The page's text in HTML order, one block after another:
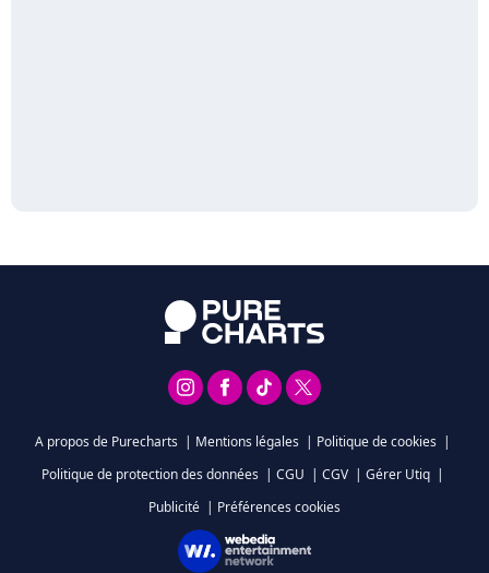
A propos de Purecharts | Mentions légales | Politique de cookies |
Politique de protection des données | CGU | CGV | Gérer Utiq |
Publicité | Préférences cookies